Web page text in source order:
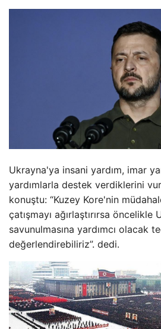
Ukrayna'ya insani yardım, imar
yardımlarla destek verdiklerini
konuştu: “Kuzey Kore'nin
çatışmayı ağırlaştırırsa öncelikle
savunulmasına yardımcı olacak
değerlendirebiliriz”. dedi.